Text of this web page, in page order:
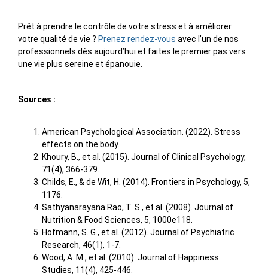
Prêt à prendre le contrôle de votre stress et à améliorer
votre qualité de vie ? Prenez rendez-vous avec l’un de nos
professionnels dès aujourd’hui et faites le premier pas vers
une vie plus sereine et épanouie.
Sources :
American Psychological Association. (2022). Stress
effects on the body.
Khoury, B., et al. (2015). Journal of Clinical Psychology,
71(4), 366-379.
Childs, E., & de Wit, H. (2014). Frontiers in Psychology, 5,
1176.
Sathyanarayana Rao, T. S., et al. (2008). Journal of
Nutrition & Food Sciences, 5, 1000e118.
Hofmann, S. G., et al. (2012). Journal of Psychiatric
Research, 46(1), 1-7.
Wood, A. M., et al. (2010). Journal of Happiness
Studies, 11(4), 425-446.